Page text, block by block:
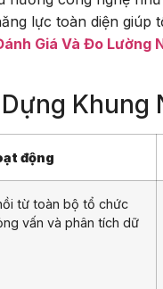
lực toàn diện giúp
Giá Và Đo Lường
động
từ toàn bộ tổ chức
vấn và phân tích dữ